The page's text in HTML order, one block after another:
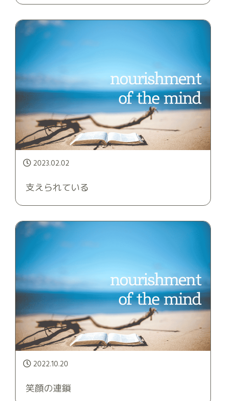
2023.02.02
支えられている
2022.10.20
笑顔の連鎖